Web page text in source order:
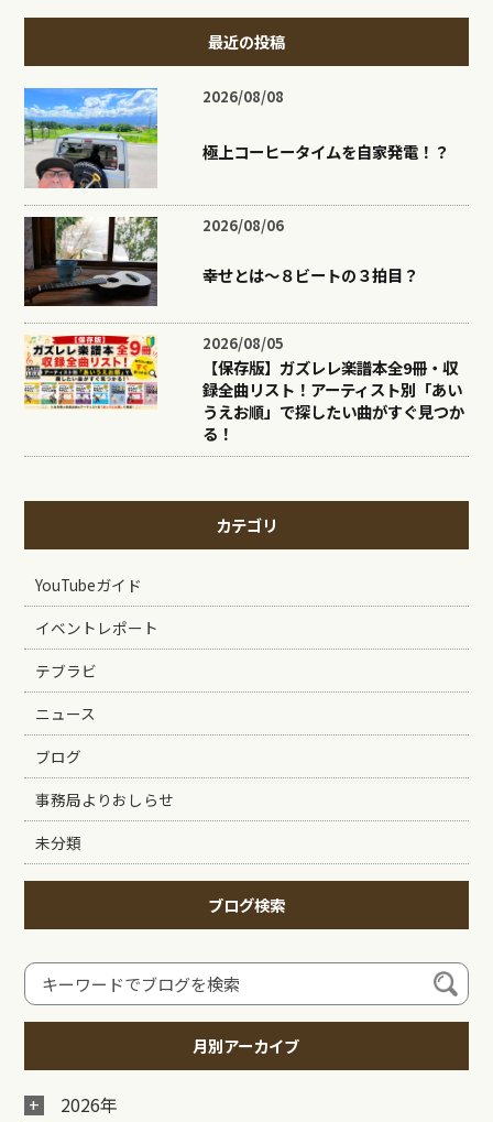
最近の投稿
2026/08/08
極上コーヒータイムを自家発電！？
2026/08/06
幸せとは〜８ビートの３拍目？
2026/08/05
【保存版】ガズレレ楽譜本全9冊・収
録全曲リスト！アーティスト別「あい
うえお順」で探したい曲がすぐ見つか
る！
カテゴリ
YouTubeガイド
イベントレポート
テブラビ
ニュース
ブログ
事務局よりおしらせ
未分類
ブログ検索
月別アーカイブ
2026年